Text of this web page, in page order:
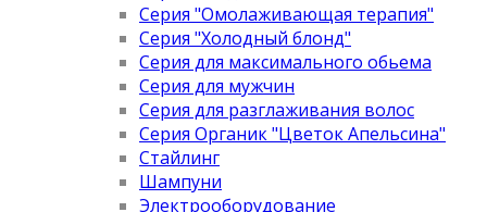
Серия "Омолаживающая терапия"
Серия "Холодный блонд"
Серия для максимального обьема
Серия для мужчин
Серия для разглаживания волос
Серия Органик "Цветок Апельсина"
Стайлинг
Шампуни
Электрооборудование